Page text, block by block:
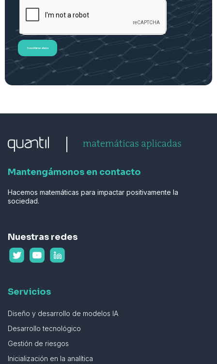
Suscribirse ahora
Mantengámonos en contacto
Hacemos matemáticas para impactar positivamente la
sociedad.
Nuestras redes
Servicios
Diseño y desarrollo de modelos IA
Desarrollo tecnológico
Gestión de riesgos
Inicialización en la analítica